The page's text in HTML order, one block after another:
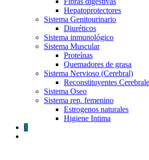
Hepatoprotectores
Sistema Genitourinario
Diuréticos
Sistema inmunológico
Sistema Muscular
Proteínas
Quemadores de grasa
Sistema Nervioso (Cerebral)
Reconstituyentes
Sistema Oseo
Sistema rep. femenino
Estrogenos naturales
Higiene Intima
0